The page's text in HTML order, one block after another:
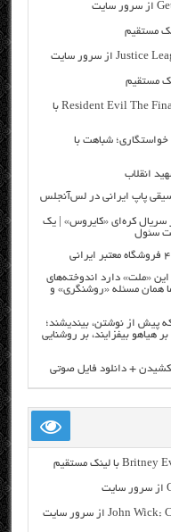
دانلود رایگان فیلم خارجی Resident Evil The Final Chapter 2017 با
شباهت با
پاپ ایرانی در لس‌آنجلس
سریال کره‌ای «کایروس» | یک
سئول
«ملت» دارد اندوخته‌های
همان مسئله «روشنگری» و
پیش از نوشتن، بیندیشند؛
هیاهو بیفزایند، بر روشنایی
+ دانلود فایل صوتی